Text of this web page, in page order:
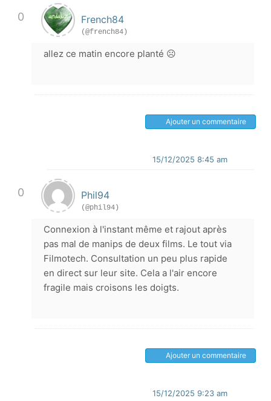
0 French84
(@french84)
allez ce matin encore planté ☹️
Ajouter un commentaire
0
15/12/2025 8:45 am
Phil94
(@phil94)
Connexion à l'instant même et rajout après
pas mal de manips de deux films. Le tout via
Filmotech. Consultation un peu plus rapide
en direct sur leur site. Cela a l'air encore
fragile mais croisons les doigts.
Ajouter un commentaire
15/12/2025 9:23 am